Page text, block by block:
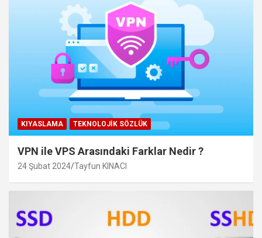
KIYASLAMA TEKNOLOJIK SÖZLÜK
VPN ile VPS Arasındaki Farklar Nedir ?
24 Şubat 2024 Tayfun KINACI